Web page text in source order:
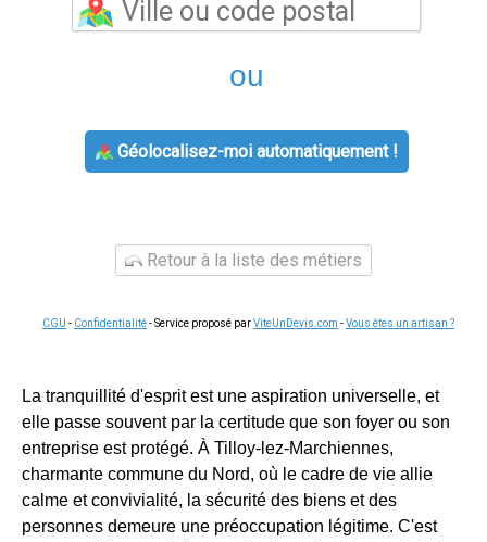
ou
Géolocalisez-moi automatiquement !
Retour à la liste des métiers
CGU - Confidentialité- Service proposé parViteUnDevis.com -Vous êtes un artisan ?
La tranquillité d'esprit est une aspiration universelle, et
elle passe souvent par la certitude que son foyer ou son
entreprise est protégé. À Tilloy-lez-Marchiennes,
charmante commune du Nord, où le cadre de vie allie
calme et convivialité, la sécurité des biens et des
personnes demeure une préoccupation légitime. C'est